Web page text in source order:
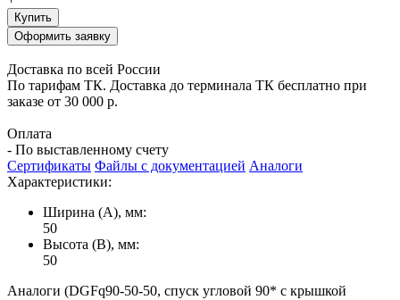
Купить
Оформить заявку
Доставка по всей России
По тарифам ТК. Доставка до терминала ТК бесплатно при
заказе от 30 000 р.
Оплата
- По выставленному счету
Сертификаты Файлы с документацией Аналоги
Характеристики:
Ширина (А), мм:
50
Высота (В), мм:
50
Аналоги (DGFq90-50-50, спуск угловой 90* с крышкой